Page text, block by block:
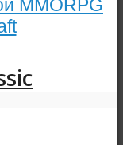
MMORPG